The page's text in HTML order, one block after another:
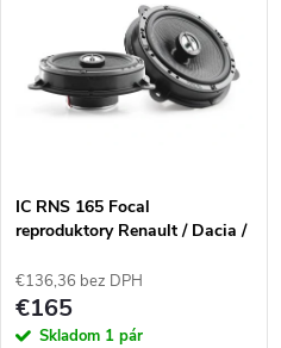
n
e
p
p
s
p
r
IC RNS 165 Focal
reproduktory Renault / Dacia /
€136,36 bez DPH
€165
Skladom 1 pár